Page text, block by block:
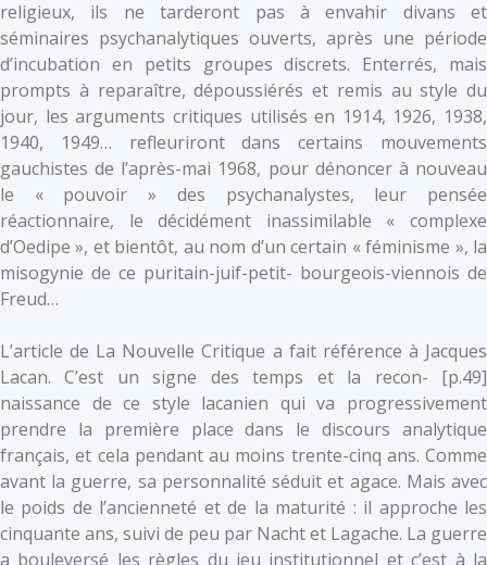
religieux, ils ne tarderont pas à envahir divans et
séminaires psychanalytiques ouverts, après une période
d’incubation en petits groupes discrets. Enterrés, mais
prompts à reparaître, dépoussiérés et remis au style du
jour, les arguments critiques utilisés en 1914, 1926, 1938,
1940, 1949… refleuriront dans certains mouvements
gauchistes de l’après-mai 1968, pour dénoncer à nouveau
le « pouvoir » des psychanalystes, leur pensée
réactionnaire, le décidément inassimilable « complexe
d’Oedipe », et bientôt, au nom d’un certain « féminisme », la
misogynie de ce puritain-juif-petit- bourgeois-viennois de
Freud…
L’article de La Nouvelle Critique a fait référence à Jacques
Lacan. C’est un signe des temps et la recon- [p.49]
naissance de ce style lacanien qui va progressivement
prendre la première place dans le discours analytique
français, et cela pendant au moins trente-cinq ans. Comme
avant la guerre, sa personnalité séduit et agace. Mais avec
le poids de l’ancienneté et de la maturité : il approche les
cinquante ans, suivi de peu par Nacht et Lagache. La guerre
a bouleversé les règles du jeu institutionnel et c’est à la